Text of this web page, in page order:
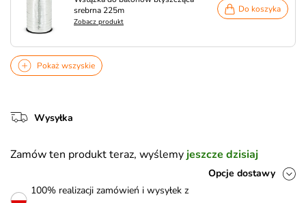
srebrna 225m
Zobacz produkt
Do koszyka
Pokaż wszyskie
Wysyłka
Zamów ten produkt teraz, wyślemy jeszcze dzisiaj
Opcje dostawy
100% realizacji zamówień i wysyłek z